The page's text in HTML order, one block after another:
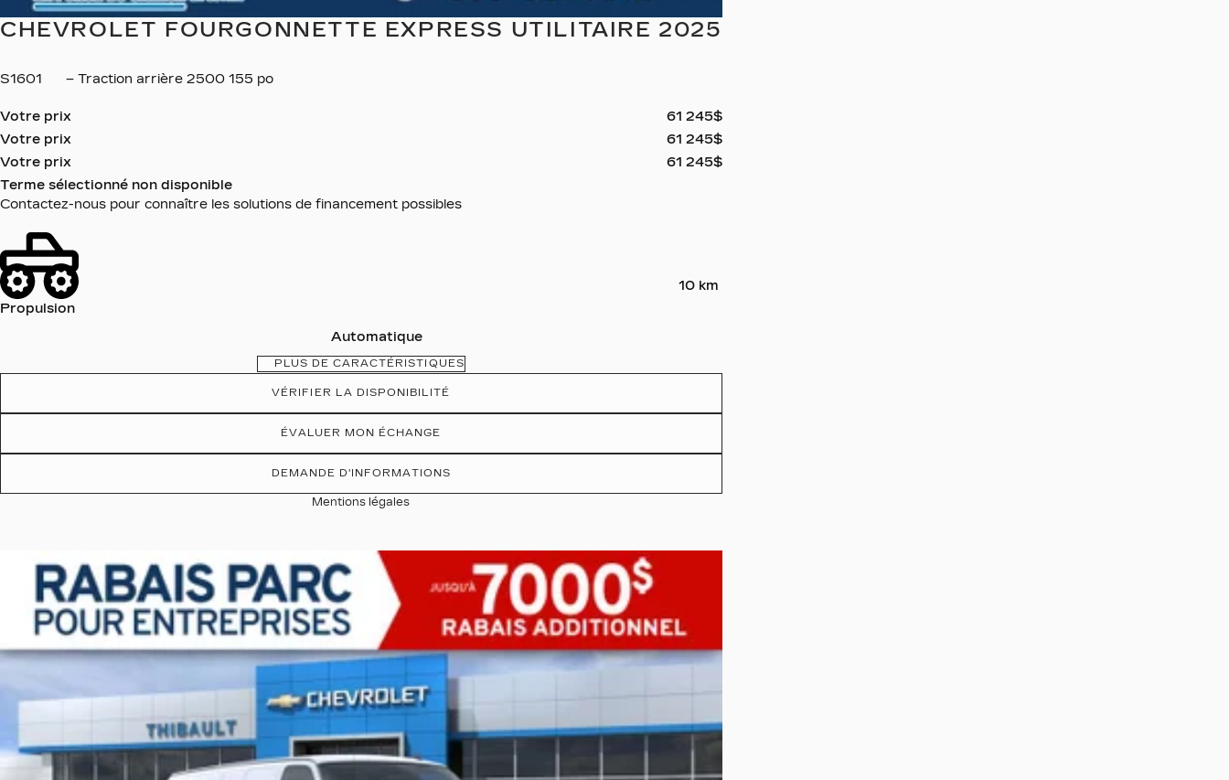
CHEVROLET FOURGONNETTE EXPRESS UTILITAIRE 2025
S1601 – Traction arrière 2500 155 po
Votre prix 61 245$
Votre prix
61 245$
Votre prix
61 245$
Terme sélectionné non disponible
Contactez-nous pour connaître les solutions de financement possibles
Propulsion
Automatique
10 km
PLUS DE CARACTÉRISTIQUES
VÉRIFIER LA DISPONIBILITÉ
ÉVALUER MON ÉCHANGE
DEMANDE D'INFORMATIONS
Mentions légales
Afficher 19 images en plus
VOIR PLUS